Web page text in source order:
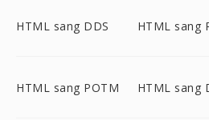
HTML sang DDS HTML sang
HTML sang POTM HTML sang